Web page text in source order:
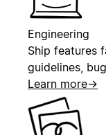
Engineering
Ship features
guidelines,
Learn more→